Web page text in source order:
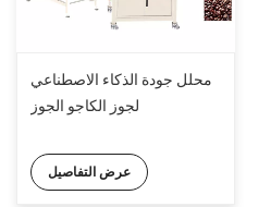
محلل جودة الذكاء الاصطناعي
لجوز الكاجو الجوز
عرض التفاصيل